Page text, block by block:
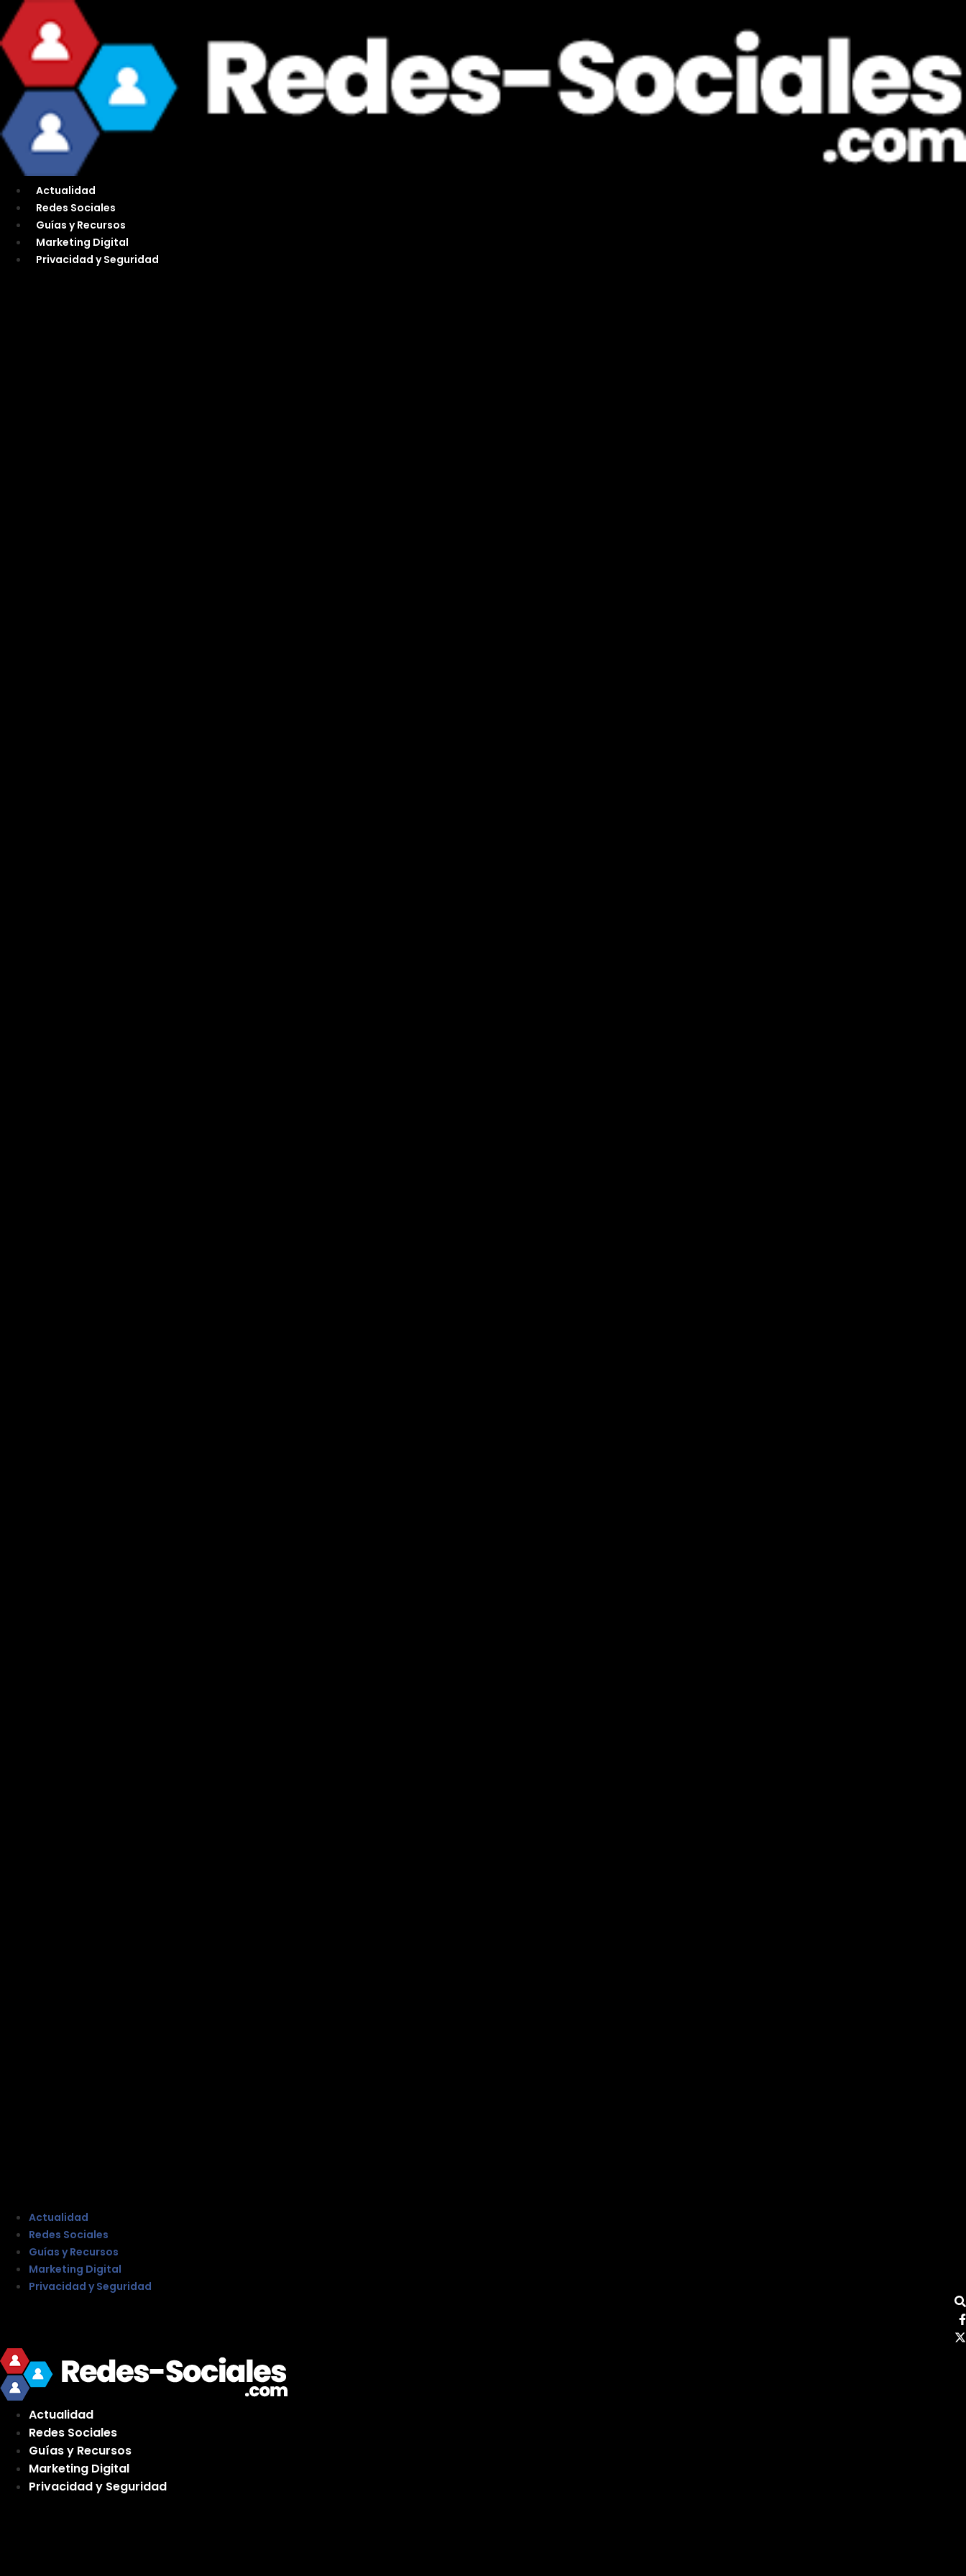
al
contenido
Actualidad
Redes Sociales
Guías y Recursos
Marketing Digital
Privacidad y Seguridad
Actualidad
Redes Sociales
Guías y Recursos
Marketing Digital
Privacidad y Seguridad
Actualidad
Redes Sociales
Guías y Recursos
Marketing Digital
Privacidad y Seguridad